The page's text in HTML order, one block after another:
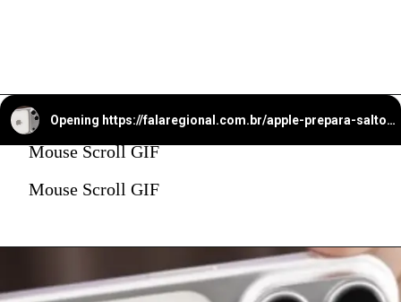
Opening https://falaregional.com.br/apple-prepara-salto-com-iphone-17-pro-max-e-camera-telefoto-de-48-mp-com-zoom-optico-de-ate-8x.html
Mouse Scroll GIF
Mouse Scroll GIF